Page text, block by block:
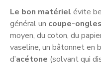
Le bon matériel évite
général un coupe-ongles
moyen, du coton, du
vaseline, un bâtonnet en
d’acétone (solvant qui